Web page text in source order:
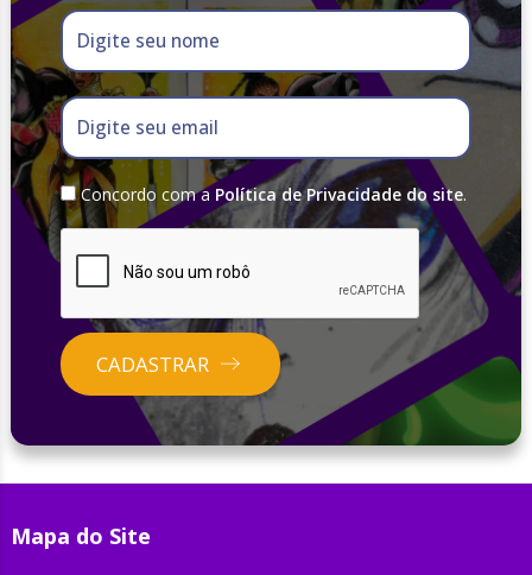
Digite seu nome
Digite seu email
Concordo com a Política de Privacidade do site.
CADASTRAR
Mapa do Site